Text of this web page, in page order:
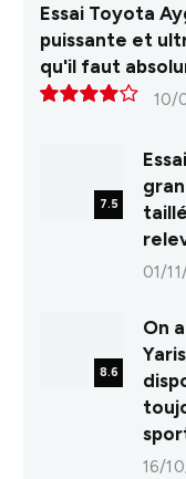
Essai Toyota
puissante et
qu'il faut
10/
7.5
01/
8.6
On
16/